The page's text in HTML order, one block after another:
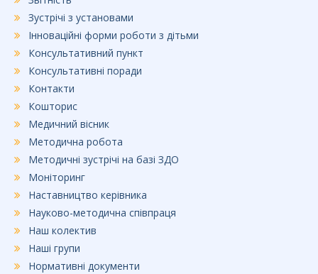
Зустрічі з установами
Інноваційні форми роботи з дітьми
Консультативний пункт
Консультативні поради
Контакти
Кошторис
Медичний вісник
Методична робота
Методичні зустрічі на базі ЗДО
Моніторинг
Наставництво керівника
Науково-методична співпраця
Наш колектив
Наші групи
Нормативні документи